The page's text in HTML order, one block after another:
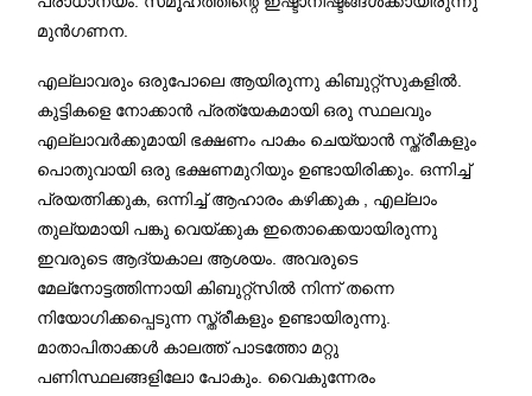
മുൻഗണന.
എല്ലാവരും ഒരുപോലെ ആയിരുന്നു കിബുറ്റ്സുകളിൽ.
കുട്ടികളെ നോക്കാൻ പ്രത്യേകമായി ഒരു സ്ഥലവും
എല്ലാവർക്കുമായി ഭക്ഷണം പാകം ചെയ്യാൻ സ്ത്രീകളും
പൊതുവായി ഒരു ഭക്ഷണമുറിയും ഉണ്ടായിരിക്കും. ഒന്നിച്ച്
പ്രയത്നിക്കുക, ഒന്നിച്ച് ആഹാരം കഴിക്കുക , എല്ലാം
തുല്യമായി പങ്കു വെയ്ക്കുക ഇതൊക്കെയായിരുന്നു
ഇവരുടെ ആദ്യകാല ആശയം. അവരുടെ
മേല്നോട്ടത്തിന്നായി കിബുറ്റ്സിൽ നിന്ന് തന്നെ
നിയോഗിക്കപ്പെടുന്ന സ്ത്രീകളും ഉണ്ടായിരുന്നു.
മാതാപിതാക്കൾ കാലത്ത് പാടത്തോ മറ്റു
പണിസ്ഥലങ്ങളിലോ പോകും. വൈകുന്നേരം